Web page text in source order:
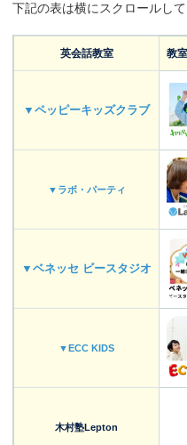
下記の表は横にスクロールし
英会話教室 教
▼ペッピーキッズクラブ
▼ラボ・パーティ
▼ベネッセ ビースタジオ
▼ECC KIDS
木村塾Lepton